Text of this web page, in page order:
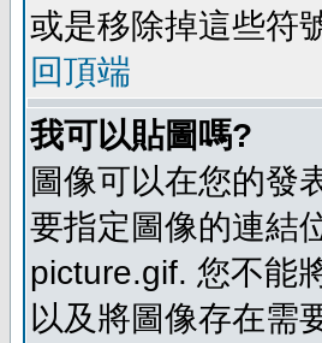
或是移除掉這些符
回頂端
我可以貼圖嗎?
圖像可以在您的發
要指定圖像的連結
picture.gif. 您不能
以及將圖像存在需